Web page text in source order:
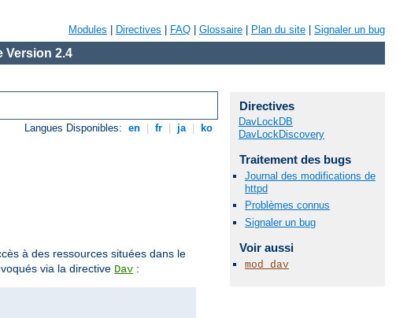
Modules Directives FAQ Glossaire Plan du site Signaler un bug
Version 2.4
Langues Disponibles: en fr ja ko
à des ressources situées dans le
via la directive Dav :
Directives
DavLockDB
DavLockDiscovery
Traitement des bugs
Journal des modifications de
httpd
Problèmes connus
Signaler un bug
Voir aussi
mod_dav